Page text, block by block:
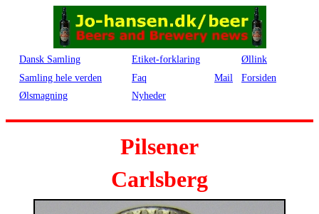
Dansk Samling Etiket-forklaring
Øllink
Samling hele verden
Faq Mail
Forsiden
Ølsmagning
Nyheder
Pilsener
Carlsberg